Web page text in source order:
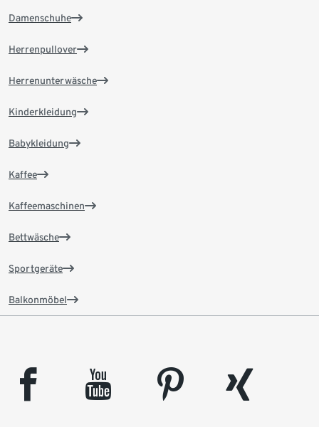
Damenschuhe
Herrenpullover
Herrenunterwäsche
Kinderkleidung
Babykleidung
Kaffee
Kaffeemaschinen
Bettwäsche
Sportgeräte
Balkonmöbel
facebook youtube pinterest
xing